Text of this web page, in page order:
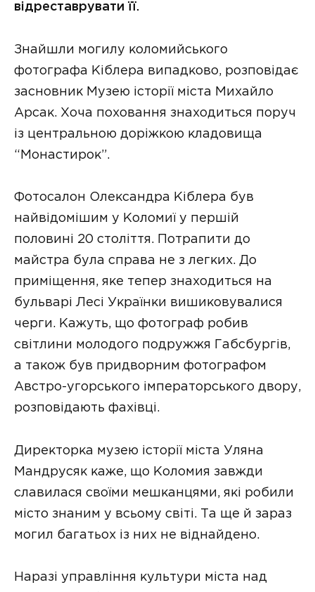
відреставрувати її.
Знайшли могилу коломийського
фотографа Кіблера випадково, розповідає
засновник Музею історії міста Михайло
Арсак. Хоча поховання знаходиться поруч
із центральною доріжкою кладовища
“Монастирок”.
Фотосалон Олександра Кіблера був
найвідомішим у Коломиї у першій
половині 20 століття. Потрапити до
майстра була справа не з легких. До
приміщення, яке тепер знаходиться на
бульварі Лесі Українки вишиковувалися
черги. Кажуть, що фотограф робив
світлини молодого подружжя Габсбургів,
а також був придворним фотографом
Австро-угорського імператорського двору,
розповідають фахівці.
Директорка музею історії міста Уляна
Мандрусяк каже, що Коломия завжди
славилася своїми мешканцями, які робили
місто знаним у всьому світі. Та ще й зараз
могил багатьох із них не віднайдено.
Наразі управління культури міста над